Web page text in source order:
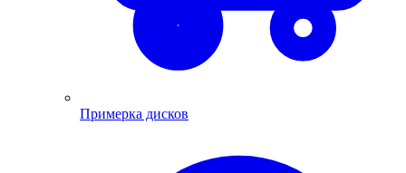
Примерка дисков